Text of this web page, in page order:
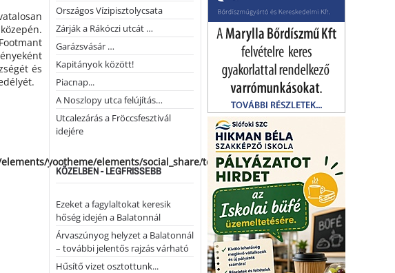
és
yootheme/elements/social_share/templates/template.php
Országos Vízipisztolycsata
Zárják a Rákóczi utcát …
Garázsvásár …
Kapitányok között!
Piacnap...
A Noszlopy utca felújítás…
Utcalezárás a Fröccsfesztivál
idejére
KÖZELBEN - LEGFRISSEBB
Ezeket a fagylaltokat keresik
hőség idején a Balatonnál
Árvaszúnyog helyzet a Balatonnál
– további jelentős rajzás várható
Hűsítő vizet osztottunk...